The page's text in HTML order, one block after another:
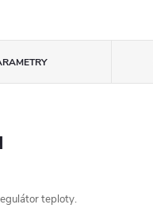
teploty.